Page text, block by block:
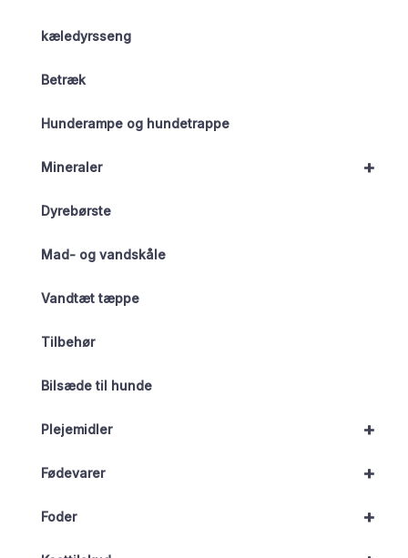
kæledyrsseng
Betræk
Hunderampe og hundetrappe
+
Mineraler
Dyrebørste
Mad- og vandskåle
Vandtæt tæppe
Tilbehør
Bilsæde til hunde
+
Plejemidler
+
Fødevarer
+
Foder